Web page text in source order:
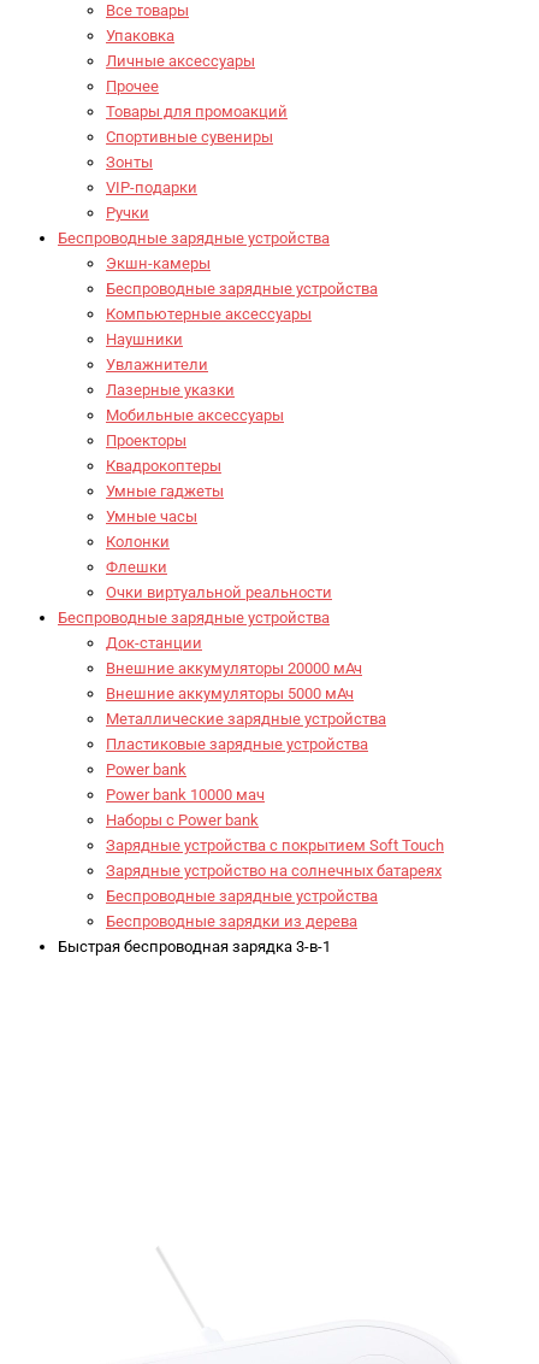
Все товары
Упаковка
Личные аксессуары
Прочее
Товары для промоакций
Спортивные сувениры
Зонты
VIP-подарки
Ручки
Беспроводные зарядные устройства
Экшн-камеры
Беспроводные зарядные устройства
Компьютерные аксессуары
Наушники
Увлажнители
Лазерные указки
Мобильные аксессуары
Проекторы
Квадрокоптеры
Умные гаджеты
Умные часы
Колонки
Флешки
Очки виртуальной реальности
Беспроводные зарядные устройства
Док-станции
Внешние аккумуляторы 20000 мАч
Внешние аккумуляторы 5000 мАч
Металлические зарядные устройства
Пластиковые зарядные устройства
Power bank
Power bank 10000 мач
Наборы с Power bank
Зарядные устройства с покрытием Soft Touch
Зарядные устройство на солнечных батареях
Беспроводные зарядные устройства
Беспроводные зарядки из дерева
Быстрая беспроводная зарядка 3-в-1